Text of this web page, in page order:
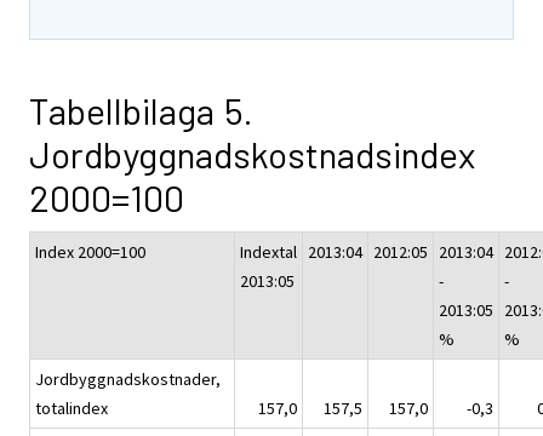
Tabellbilaga 5.
Jordbyggnadskostnadsindex
2000=100
Index 2000=100
Indextal
2013:05
2013:04 2012:05
2013:04
-
2013:05
%
-
%
Jordbyggnadskostnader,
totalindex
157,0 157,5 157,0 -0,3